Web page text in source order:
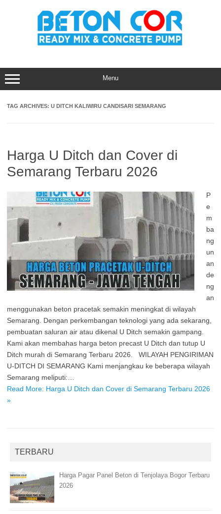
Menu
TAG ARCHIVES: U DITCH KALIWIRU CANDISARI SEMARANG
Harga U Ditch dan Cover di
Semarang Terbaru 2026
P
e
m
ba
ng
un
an
de
ng
an
menggunakan beton pracetak semakin meningkat di wilayah
Semarang. Dengan perkembangan teknologi yang ada sekarang,
pembuatan saluran air atau dikenal U Ditch semakin gampang.
Kami akan membahas harga beton precast U Ditch dan tutup U
Ditch murah di Semarang Terbaru 2026. WILAYAH PENGIRIMAN
U-DITCH DI SEMARANG Kami menjangkau ke beberapa wilayah
Semarang meliputi:…
Read More: Harga U Ditch dan Cover di Semarang Terbaru 2026
»
TERBARU
Harga Pagar Panel Beton di Tenjolaya Bogor Terbaru
2026